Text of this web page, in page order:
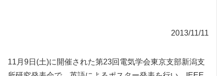
2013/11/11
11月9日(土)に開催された第23回電気学会東京支部新潟支